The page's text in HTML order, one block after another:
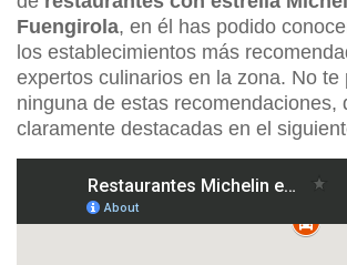
Fuengirola, en él has podido
los establecimientos más
expertos culinarios en la zona. No te
ninguna de estas recomendaciones,
claramente destacadas en el